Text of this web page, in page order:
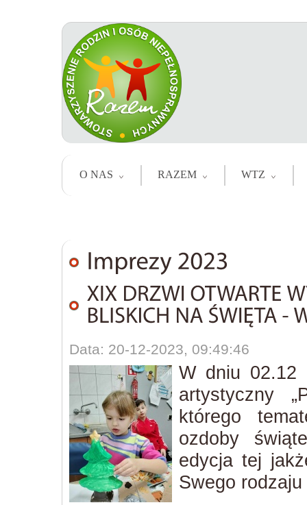
O NAS RAZEM WTZ
Data: 20-12-2023, 09:49:46
W dniu 02.12
artystyczny
którego
ozdoby
edycja tej
Swego